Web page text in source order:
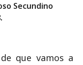
Secundino
que vamos a